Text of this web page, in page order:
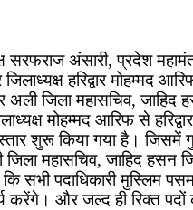
सरफराज अंसारी, प्रदेश
हरिद्वार मोहम्मद
अली जिला महासचिव, जाहिद
मोहम्मद आरिफ से
शुरू किया गया है। जिसमें
जिला महासचिव, जाहिद हसन
सभी पदाधिकारी मुस्लिम
और जल्द ही रिक्त पदों